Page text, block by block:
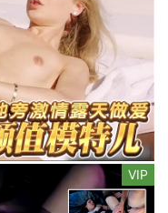
VIP